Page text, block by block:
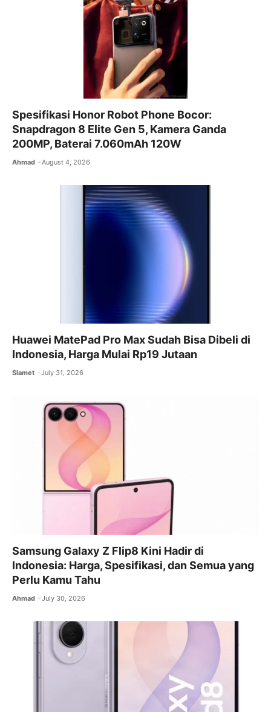
Spesifikasi Honor Robot Phone Bocor:
Snapdragon 8 Elite Gen 5, Kamera Ganda
200MP, Baterai 7.060mAh 120W
Ahmad August 4, 2026
Huawei MatePad Pro Max Sudah Bisa Dibeli di
Indonesia, Harga Mulai Rp19 Jutaan
Slamet July 31, 2026
Samsung Galaxy Z Flip8 Kini Hadir di
Indonesia: Harga, Spesifikasi, dan Semua yang
Perlu Kamu Tahu
Ahmad July 30, 2026